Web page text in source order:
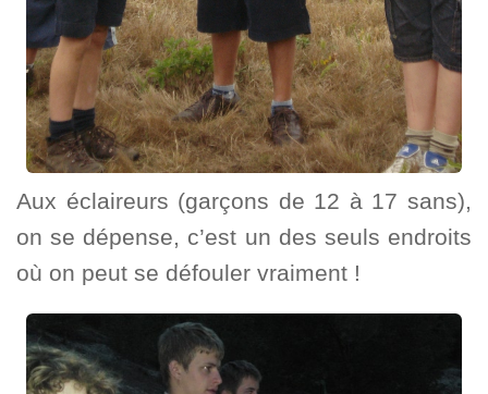
Aux éclaireurs (garçons de 12 à 17 sans),
on se dépense, c’est un des seuls endroits
où on peut se défouler vraiment !